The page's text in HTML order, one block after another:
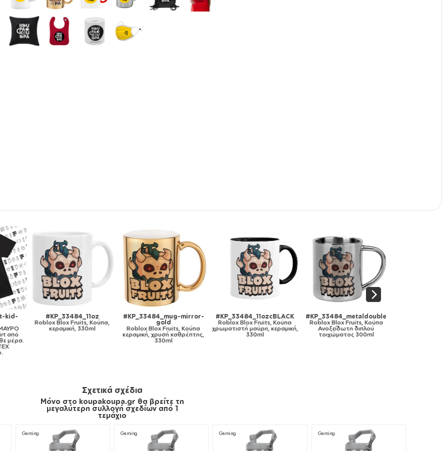
από
μέρα.
#KP_33484_11oz
Roblox Blox Fruits, Κούπα,
κεραμική, 330ml
#KP_33484_mug-mirror-
gold
Roblox Blox Fruits, Κούπα
κεραμική, χρυσή καθρέπτης,
330ml
#KP_33484_11ozcBLACK
Roblox Blox Fruits, Κούπα
χρωματιστή μαύρη, κεραμική,
330ml
#KP_33484_metaldouble
Roblox Blox Fruits, Κούπα
Ανοξείδωτη διπλού
τοιχώματος 300ml
Σχετικά σχέδια
Μόνο στο koupakoupa.gr θα βρείτε τη
μεγαλύτερη συλλογή σχεδίων από 1
τεμάχιο
Gaming Gaming Gaming Gaming